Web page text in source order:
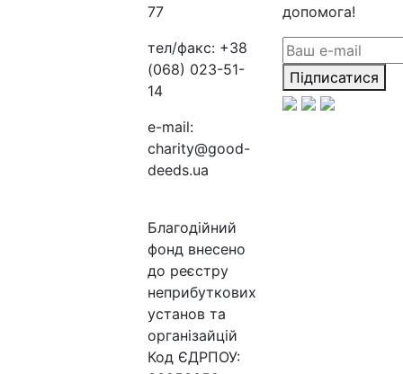
77
тел/факс: +38
(068) 023-51-
14
e-mail:
charity@good-
deeds.ua
Благодійний
фонд внесено
до реєстру
неприбуткових
установ та
організайцій
Код ЄДРПОУ:
допомога!
Підписатися